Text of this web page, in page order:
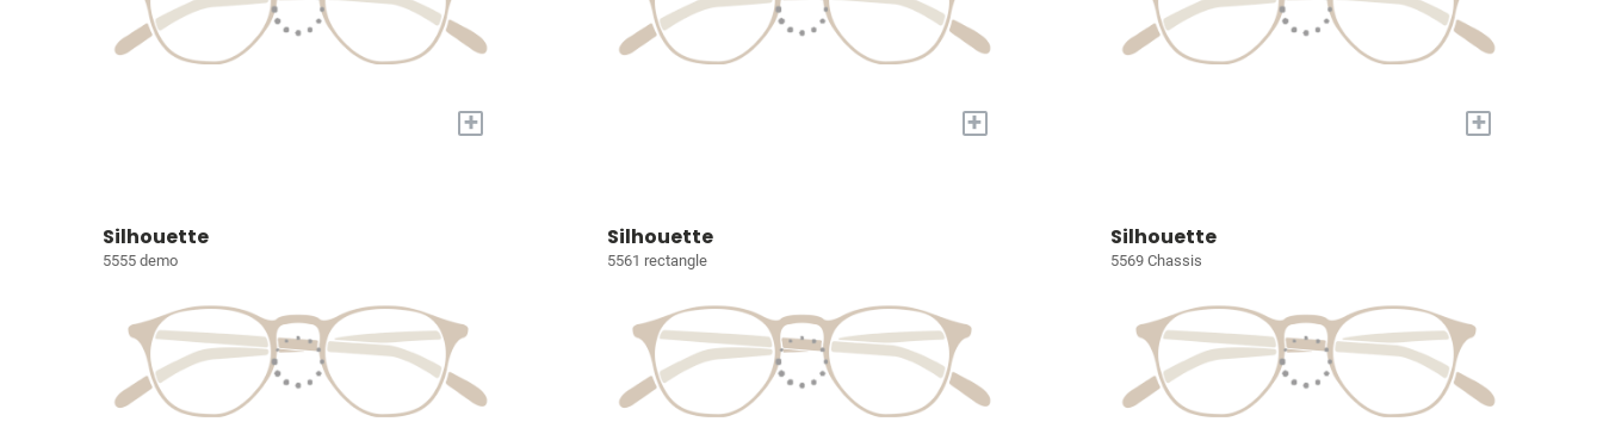
+ + +
Silhouette
5555 demo
Silhouette
5561 rectangle
Silhouette
5569 Chassis